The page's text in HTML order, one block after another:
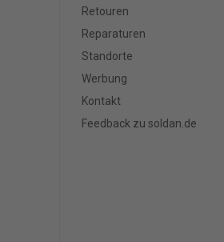
Retouren
Reparaturen
Standorte
Werbung
Kontakt
Feedback zu soldan.de